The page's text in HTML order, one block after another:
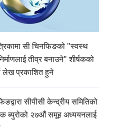
सी चिनफिङको "स्वस्थ
तीव्र बनाउने" शीर्षकको
लेख प्रकाशित हुने
सीपीसी केन्द्रीय समितिको
ब्युरोको २७औं समूह अध्ययनलाई